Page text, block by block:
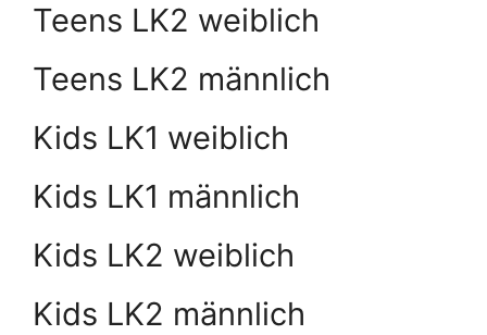
Teens LK2 weiblich
Teens LK2 männlich
Kids LK1 weiblich
Kids LK1 männlich
Kids LK2 weiblich
Kids LK2 männlich